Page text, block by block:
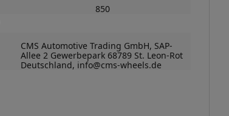
850
CMS Automotive Trading GmbH, SAP-
Allee 2 Gewerbepark 68789 St. Leon-Rot
Deutschland, info@cms-wheels.de